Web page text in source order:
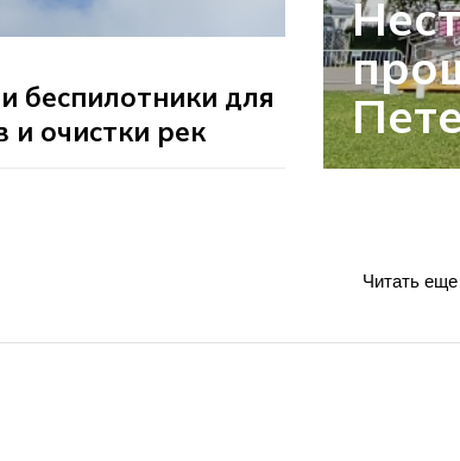
беспилотники для
и очистки рек
Читать еще